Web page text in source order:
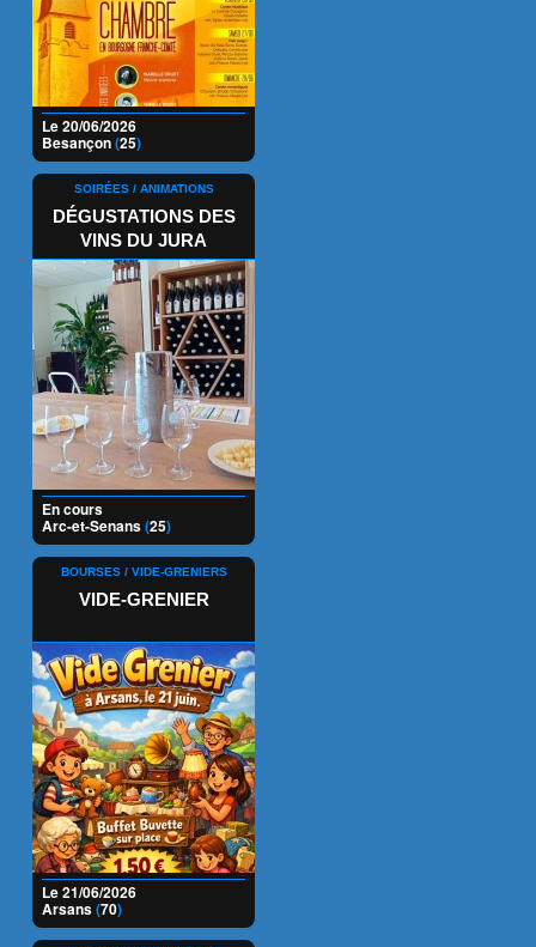
Le 20/06/2026
Besançon(25)
SOIRÉES / ANIMATIONS
DÉGUSTATIONS DES
VINS DU JURA
En cours
Arc-et-Senans(25)
BOURSES / VIDE-GRENIERS
VIDE-GRENIER
Le 21/06/2026
Arsans(70)